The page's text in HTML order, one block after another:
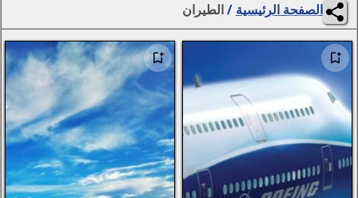
المناظر الطبيعية
الفتيات
مواسم
التجريد والرسومات
الحيوانات
الخيال
الزهور